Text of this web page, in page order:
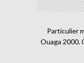
Particulier
Ouaga 2000.